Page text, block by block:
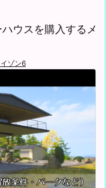
ウスを購入するメ
ゾン6